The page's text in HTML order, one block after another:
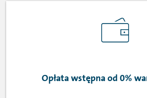
Opłata wstępna od 0%